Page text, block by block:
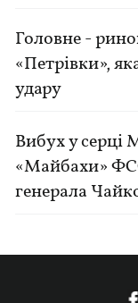
Головне -
«Петрівки»,
удару
Вибух у серці
«Майбахи»
генерала